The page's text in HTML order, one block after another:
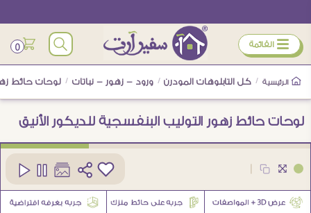
ÿ القائمة 0
الرئيسية / كل التابلوهات المودرن / ورود - زهور - نباتات / لوحات حائط
لوحات حائط زهور التوليب البنفسجية للديكور الأنيق
كود SA94228